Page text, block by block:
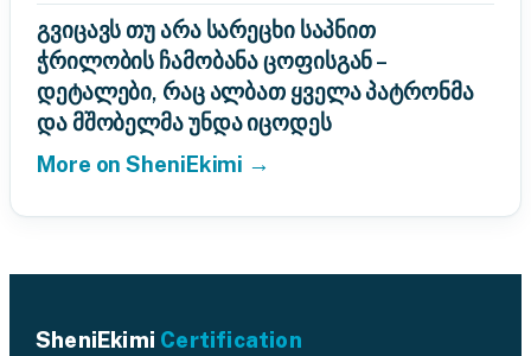
გვიცავს თუ არა სარეცხი საპნით
ჭრილობის ჩამობანა ცოფისგან –
დეტალები, რაც ალბათ ყველა პატრონმა
და მშობელმა უნდა იცოდეს
More on SheniEkimi →
SheniEkimi Certification